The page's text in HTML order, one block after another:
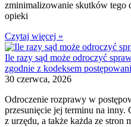
zminimalizowanie skutków tego
opieki
Czytaj więcej »
Ile razy sąd może odroczyć
zgodnie z kodeksem
30 czerwca, 2026
Odroczenie rozprawy w
przesunięcie jej terminu na inny.
z urzędu, a także każda ze stron